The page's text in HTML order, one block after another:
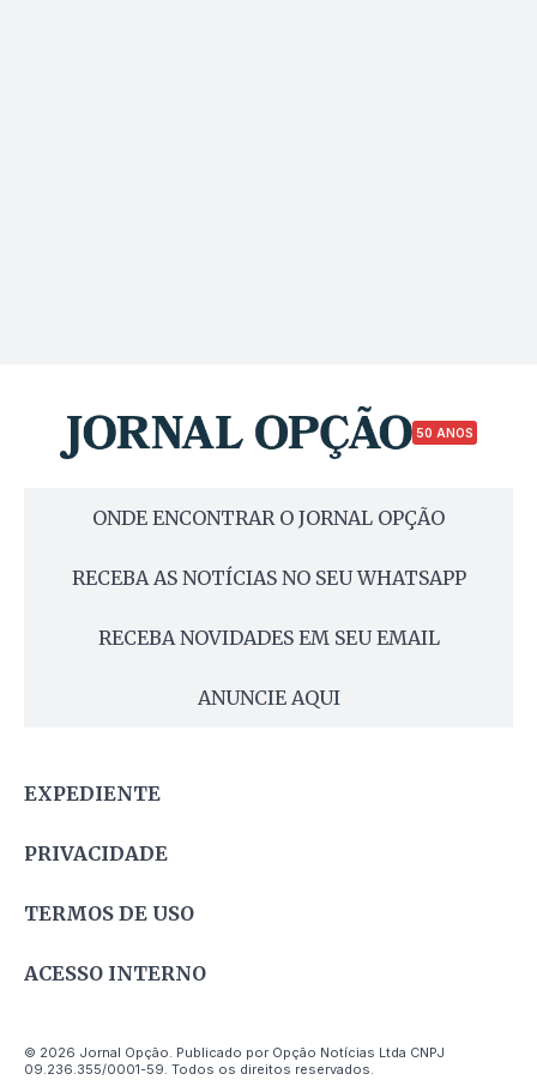
50 ANOS
ONDE ENCONTRAR O JORNAL OPÇÃO
RECEBA AS NOTÍCIAS NO SEU WHATSAPP
RECEBA NOVIDADES EM SEU EMAIL
ANUNCIE AQUI
EXPEDIENTE
PRIVACIDADE
TERMOS DE USO
ACESSO INTERNO
© 2026 Jornal Opção. Publicado por Opção Notícias Ltda CNPJ
09.236.355/0001-59. Todos os direitos reservados.